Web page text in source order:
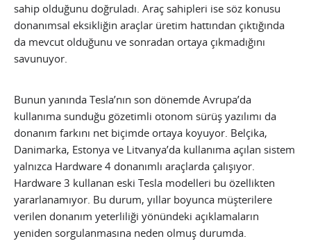
sahip olduğunu doğruladı. Araç sahipleri ise söz konusu
donanımsal eksikliğin araçlar üretim hattından çıktığında
da mevcut olduğunu ve sonradan ortaya çıkmadığını
savunuyor.
Bunun yanında Tesla’nın son dönemde Avrupa’da
kullanıma sunduğu gözetimli otonom sürüş yazılımı da
donanım farkını net biçimde ortaya koyuyor. Belçika,
Danimarka, Estonya ve Litvanya’da kullanıma açılan sistem
yalnızca Hardware 4 donanımlı araçlarda çalışıyor.
Hardware 3 kullanan eski Tesla modelleri bu özellikten
yararlanamıyor. Bu durum, yıllar boyunca müşterilere
verilen donanım yeterliliği yönündeki açıklamaların
yeniden sorgulanmasına neden olmuş durumda.